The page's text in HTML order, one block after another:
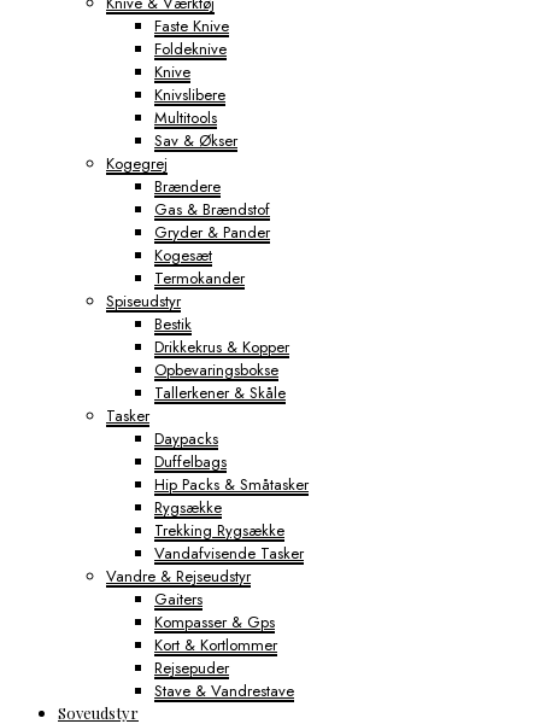
Faste Knive
Foldeknive
Knive
Knivslibere
Multitools
Sav & Økser
Kogegrej
Brændere
Gas & Brændstof
Gryder & Pander
Kogesæt
Termokander
Spiseudstyr
Bestik
Drikkekrus & Kopper
Opbevaringsbokse
Tallerkener & Skåle
Tasker
Daypacks
Duffelbags
Hip Packs & Småtasker
Rygsække
Trekking Rygsække
Vandafvisende Tasker
Vandre & Rejseudstyr
Gaiters
Kompasser & Gps
Kort & Kortlommer
Rejsepuder
Stave & Vandrestave
Soveudstyr